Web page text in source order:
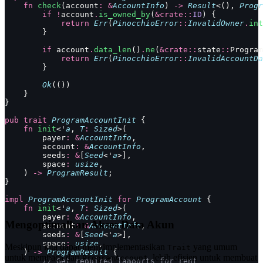
    fn
check (account : &AccountInfo ) -> Result<(),
        if
! account . is_owned_by( &crate:: ID ) {
            return
Err( PinocchioError :: InvalidOwner .
        }
        if
account . data_len () . ne ( &crate:: state ::
            return
Err( PinocchioError ::
        }
        Ok
(())
    }
}
pub trait ProgramAccountInit {
    fn
init<' a , T: Sized>(
        payer
: &AccountInfo ,
        account
: &AccountInfo ,
        seeds
: & Seed<' a>],
        space
: usize ,
    )
-> ProgramResult ;
}
impl
ProgramAccountInit for ProgramAccount {
    fn
init<' a , T: Sized>(
        payer
: &AccountInfo ,
        account
: &AccountInfo,
        seeds
: & Seed<' a>],
        space
: usize ,
    )
-> ProgramResult {
        // Get required lamports for rent
Mengoptimalkan Akses Data Akun
Meskipun kita dapat mengimplementasikan Trait yang umum
untuk membaca dariProgramAccount, lebih efisien untuk membuat